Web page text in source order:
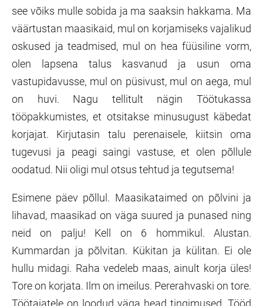
see võiks mulle sobida ja ma saaksin hakkama. Ma
väärtustan maasikaid, mul on korjamiseks vajalikud
oskused ja teadmised, mul on hea füüsiline vorm,
olen lapsena talus kasvanud ja usun oma
vastupidavusse, mul on püsivust, mul on aega, mul
on huvi. Nagu tellitult nägin Töötukassa
tööpakkumistes, et otsitakse minusugust käbedat
korjajat. Kirjutasin talu perenaisele, kiitsin oma
tugevusi ja peagi saingi vastuse, et olen põllule
oodatud. Nii oligi mul otsus tehtud ja tegutsema!
Esimene päev põllul. Maasikataimed on põlvini ja
lihavad, maasikad on väga suured ja punased ning
neid on palju! Kell on 6 hommikul. Alustan.
Kummardan ja põlvitan. Kükitan ja külitan. Ei ole
hullu midagi. Raha vedeleb maas, ainult korja üles!
Tore on korjata. Ilm on imeilus. Pererahvaski on tore.
Töötajatele on loodud väga head tingimused. Tööd